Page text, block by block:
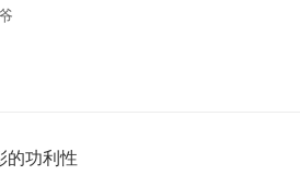
的功利性